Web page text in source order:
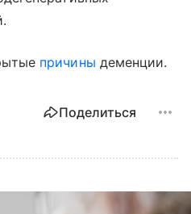
причины деменции.
Поделиться